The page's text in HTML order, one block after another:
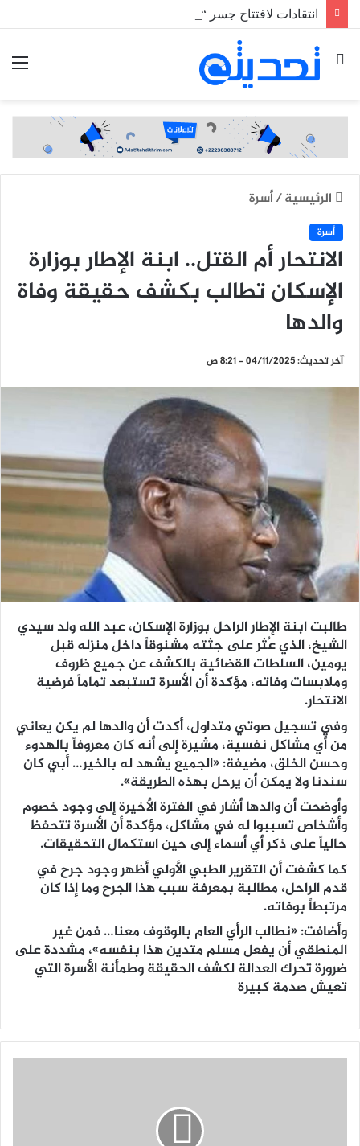
بحث
عن
الرئيسية/أسرة
أسرة
الانتحار أم القتل.. ابنة الإطار بوزارة
الإسكان تطالب بكشف حقيقة وفاة
والدها
آخر تحديث: 04/11/2025 - 8:21 ص
طالبت ابنة الإطار الراحل بوزارة الإسكان، عبد الله ولد سيدي
الشيخ، الذي عُثر على جثته مشنوقاً داخل منزله قبل
يومين، السلطات القضائية بالكشف عن جميع ظروف
وملابسات وفاته، مؤكدة أن الأسرة تستبعد تماماً فرضية
الانتحار.
وفي تسجيل صوتي متداول، أكدت أن والدها لم يكن يعاني
من أي مشاكل نفسية، مشيرة إلى أنه كان معروفاً بالهدوء
وحسن الخلق، مضيفة: «الجميع يشهد له بالخير… أبي كان
سندنا ولا يمكن أن يرحل بهذه الطريقة».
وأوضحت أن والدها أشار في الفترة الأخيرة إلى وجود خصوم
وأشخاص تسببوا له في مشاكل، مؤكدة أن الأسرة تتحفظ
حالياً على ذكر أي أسماء إلى حين استكمال التحقيقات.
كما كشفت أن التقرير الطبي الأولي أظهر وجود جرح في
قدم الراحل، مطالبة بمعرفة سبب هذا الجرح وما إذا كان
مرتبطاً بوفاته.
وأضافت: «نطالب الرأي العام بالوقوف معنا… فمن غير
المنطقي أن يفعل مسلم متدين هذا بنفسه»، مشددة على
ضرورة تحرك العدالة لكشف الحقيقة وطمأنة الأسرة التي
تعيش صدمة كبيرة